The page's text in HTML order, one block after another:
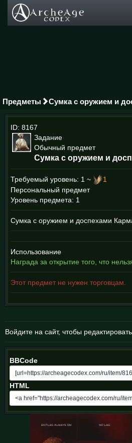
Предметы Сумка с оружием и
ID: 8167
Задание
Обычный предмет
Сумка с оружием и
Требуемый уровень: 1 ~
1
Персональный предмет
Уровень предмета: 1
Сумка с оружием и доспехами
Использование
Награда за открытие того, что
Этот предмет не нужен торговцам.
Войдите на сайт, чтобы
BBCode
HTML